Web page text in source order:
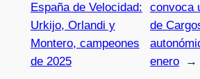
España de Velocidad:
Urkijo, Orlandi y
Montero, campeones
de 2025
convoca
de
enero
→